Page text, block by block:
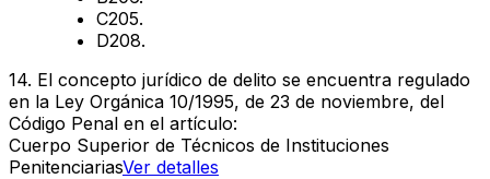
C205.
D208.
14. El concepto jurídico de delito se encuentra regulado
en la Ley Orgánica 10/1995, de 23 de noviembre, del
Código Penal en el artículo:
Cuerpo Superior de Técnicos de Instituciones
PenitenciariasVer detalles